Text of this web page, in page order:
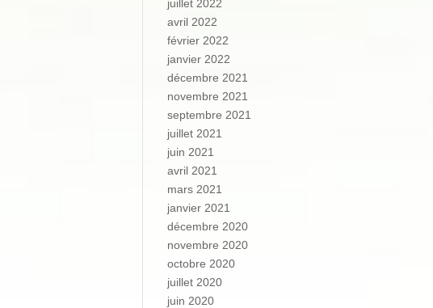
juillet 2022
avril 2022
février 2022
janvier 2022
décembre 2021
novembre 2021
septembre 2021
juillet 2021
juin 2021
avril 2021
mars 2021
janvier 2021
décembre 2020
novembre 2020
octobre 2020
juillet 2020
juin 2020